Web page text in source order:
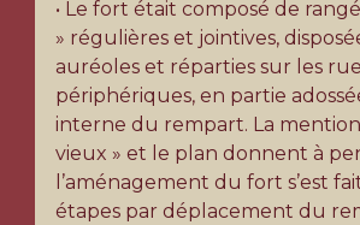
• Le fort était composé de
» régulières et jointives,
auréoles et réparties sur les
périphériques, en partie
interne du rempart. La
vieux » et le plan donnent à
l’aménagement du fort s’est
étapes par déplacement du